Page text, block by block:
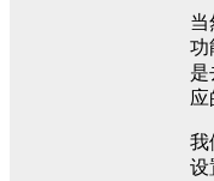
当
功
是
应
我
设